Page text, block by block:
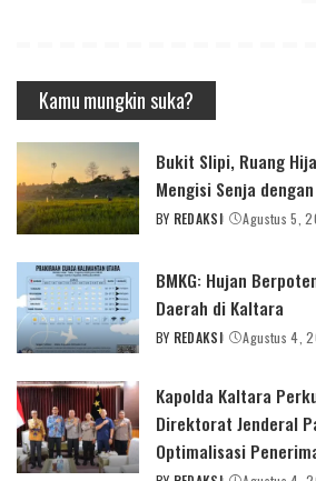
Kamu mungkin suka?
Bukit Slipi, Ruang
Mengisi Senja
POSTED
BY REDAKSI Agustus 5,
BMKG: Hujan
Daerah di Kaltara
POSTED
BY REDAKSI Agustus 4,
Kapolda Kaltara
Direktorat Jenderal
Optimalisasi